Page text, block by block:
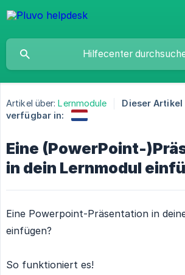
Artikel über: Lernmodule
Dieser Artikel
verfügbar in:
Eine (PowerPoint-
in dein Lernmodul
Eine Powerpoint-Präsentation in
einfügen?
So funktioniert es!